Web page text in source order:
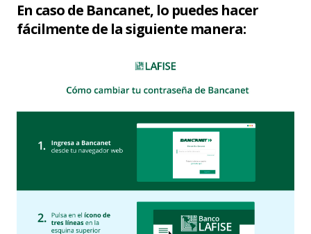
En caso de Bancanet, lo puedes hacer
fácilmente de la siguiente manera: